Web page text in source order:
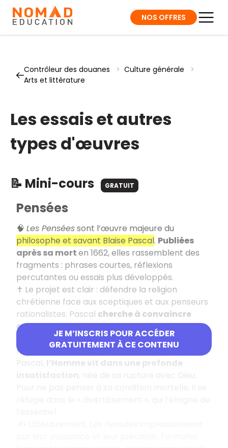
NOS OFFRES
Contrôleur des douanes > Culture générale
>
Arts et littérature
Les essais et autres
types d'œuvres
📝 Mini-cours GRATUIT
JE M’INSCRIS POUR ACCÉDER
GRATUITEMENT À CE CONTENU
Pensées
🧠 Les Penséessont l’œuvre majeure du
philosophe et savant Blaise Pascal. Publiées
après sa morten 1662, elles rassemblent des
fragments : phrases courtes, réflexions
percutantes ou essais plus développés.
✝️ Le projet est clair : défendre la religion
chrétienne face aux sceptiques et aux penseurs
rationalistes. Pascal cherche à convaincre
autant par la raison que par l’émotion.
😶‍🌫️ Sur le plan philosophique, l’œuvre est
marquée par lepessimisme janséniste. Selon
Pascal, l’Homme vit dans une profonde